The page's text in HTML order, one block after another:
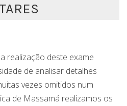
realização deste exame
de analisar detalhes
vezes omitidos num
de Massamá realizamos os